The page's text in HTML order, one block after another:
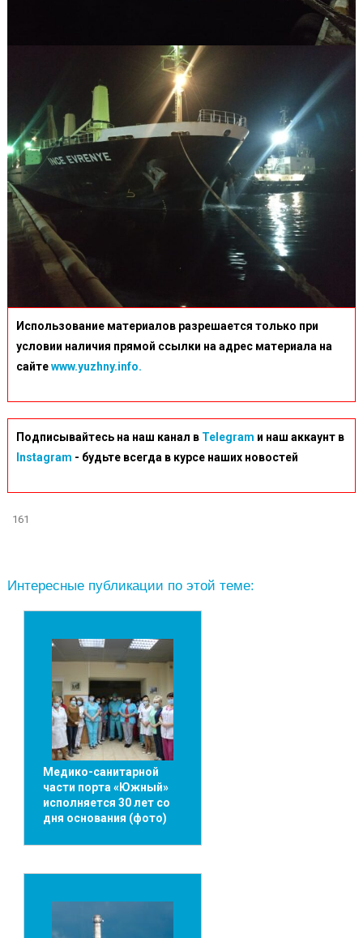
Использование материалов разрешается только при
условии наличия прямой ссылки на адрес материала на
сайтеwww.yuzhny.info.
Подписывайтесь на наш канал в Telegram и наш аккаунт в
Instagram - будьте всегда в курсе наших новостей
161
Интересные публикации по этой теме:
Медико-санитарной
части порта «Южный»
исполняется 30 лет со
дня основания (фото)